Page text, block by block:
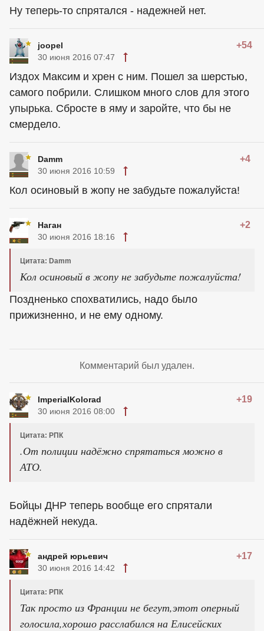
Ну теперь-то спрятался - надежней нет.
joopel +54
30 июня 2016 07:47
Издох Максим и хрен с ним. Пошел за шерстью,
самого побрили. Слишком много слов для этого
упырька. Сбросте в яму и заройте, что бы не
смердело.
Damm +4
30 июня 2016 10:59
Кол осиновый в жопу не забудьте пожалуйста!
Наган +2
30 июня 2016 18:16
Цитата: Damm
Кол осиновый в жопу не забудьте пожалуйста!
Поздненько спохватились, надо было
прижизненно, и не ему одному.
Комментарий был удален.
ImperialKolorad +19
30 июня 2016 08:00
Цитата: РПК
.От полиции надёжно спрятаться можно в
АТО.
Бойцы ДНР теперь вообще его спрятали
надёжней некуда.
андрей юрьевич +17
30 июня 2016 14:42
Цитата: РПК
Так просто из Франции не бегут,этот оперный
голосила,хорошо расслабился на Елисейских